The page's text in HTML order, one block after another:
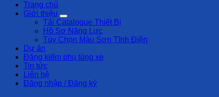
Trang chủ
Giới thiệu
Tải Catalogue Thiết Bị
Hồ Sơ Năng Lực
Tùy Chọn Màu Sơn Tĩnh Điện
Dự án
Đăng kiểm phụ tùng xe
Tin tức
Liên hệ
Đăng nhập / Đăng ký